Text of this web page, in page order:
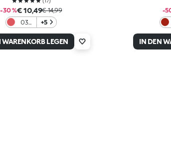
-30 %€ 10,49€ 14,99
03
No
Rulez
+5
WARENKORB LEGEN
-
IN DEN